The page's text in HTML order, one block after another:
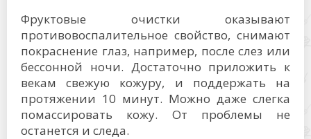
Фруктовые очистки оказывают
противовоспалительное свойство, снимают
покраснение глаз, например, после слез или
бессонной ночи. Достаточно приложить к
векам свежую кожуру, и поддержать на
протяжении 10 минут. Можно даже слегка
помассировать кожу. От проблемы не
останется и следа.